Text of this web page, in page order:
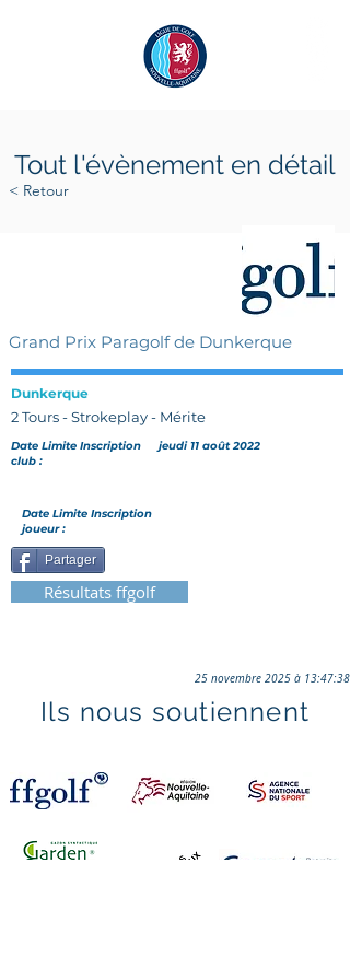
Tout l'évènement en détail
< Retour
Grand Prix Paragolf de Dunkerque
Dunkerque
2 Tours - Strokeplay - Mérite
Date Limite Inscription
club :
jeudi 11 août 2022
Date Limite Inscription
joueur :
Partager
Résultats ffgolf
25 novembre 2025 à 13:47:38
Ils nous soutiennent